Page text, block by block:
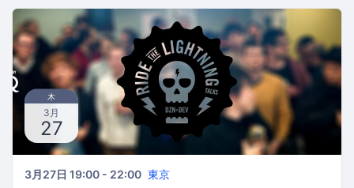
木
3月
27
3月27日 19:00 - 22:00 東京